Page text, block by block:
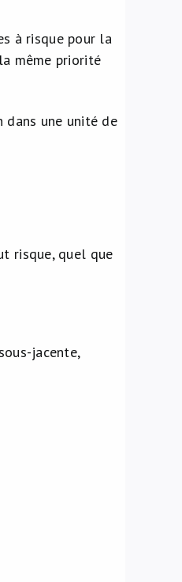
à risque pour la
même priorité
dans une unité de
risque, quel que
jacente,